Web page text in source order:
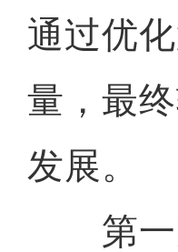
通过优
量，最
发展。
第一